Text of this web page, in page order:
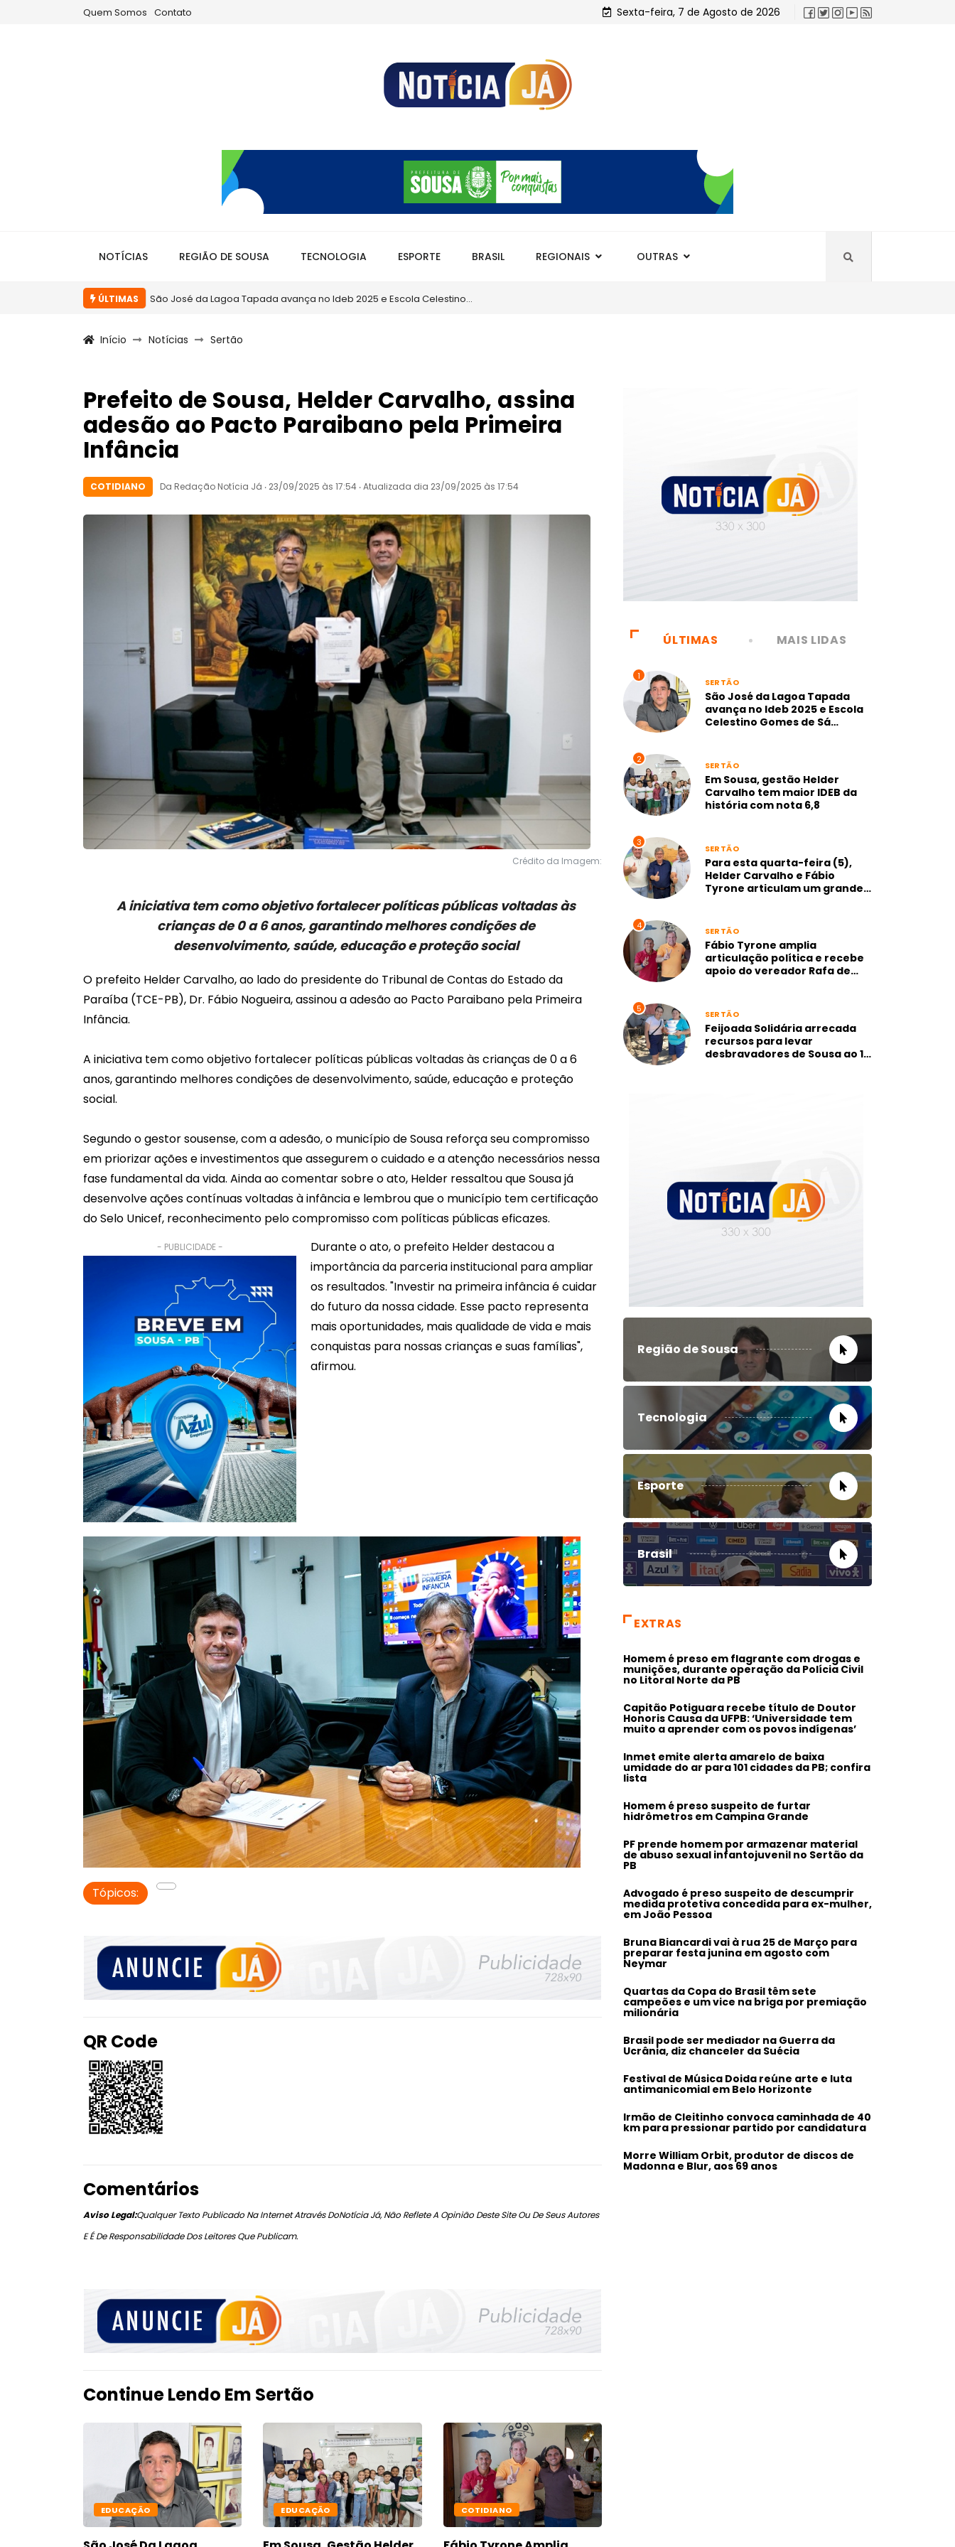
Quem Somos Contato Sexta-feira, 7 de Agosto de 2026
NOTÍCIAS REGIÃO DE SOUSA TECNOLOGIA ESPORTE BRASIL REGIONAIS OUTRAS
ÚLTIMAS Em Sousa, gestão Helder Carvalho tem maior IDEB da história com...
Início Notícias Sertão
Prefeito de Sousa, Helder Carvalho, assina
adesão ao Pacto Paraibano pela Primeira
Infância
COTIDIANO Da Redação Notícia Já ‧ 23/09/2025 às 17:54 ‧ Atualizada dia 23/09/2025 às 17:54
Crédito da Imagem:
A iniciativa tem como objetivo fortalecer políticas públicas voltadas às
crianças de 0 a 6 anos, garantindo melhores condições de
desenvolvimento, saúde, educação e proteção social
O prefeito Helder Carvalho, ao lado do presidente do Tribunal de Contas do Estado da
Paraíba (TCE-PB), Dr. Fábio Nogueira, assinou a adesão ao Pacto Paraibano pela Primeira
Infância.
A iniciativa tem como objetivo fortalecer políticas públicas voltadas às crianças de 0 a 6
anos, garantindo melhores condições de desenvolvimento, saúde, educação e proteção
social.
Segundo o gestor sousense, com a adesão, o município de Sousa reforça seu compromisso
em priorizar ações e investimentos que assegurem o cuidado e a atenção necessários nessa
fase fundamental da vida. Ainda ao comentar sobre o ato, Helder ressaltou que Sousa já
desenvolve ações contínuas voltadas à infância e lembrou que o município tem certificação
do Selo Unicef, reconhecimento pelo compromisso com políticas públicas eficazes.
- PUBLICIDADE -
Durante o ato, o prefeito Helder destacou a
importância da parceria institucional para ampliar
os resultados. "Investir na primeira infância é cuidar
do futuro da nossa cidade. Esse pacto representa
mais oportunidades, mais qualidade de vida e mais
conquistas para nossas crianças e suas famílias",
afirmou.
Tópicos:
QR Code
Comentários
Aviso Legal:Qualquer Texto Publicado Na Internet Através DoNotícia Já, Não Reflete A Opinião Deste Site Ou De Seus Autores
E É De Responsabilidade Dos Leitores Que Publicam.
Continue Lendo Em Sertão
EDUCAÇÃO EDUCAÇÃO COTIDIANO
ÚLTIMAS MAIS LIDAS
1
SERTÃO
São José da Lagoa Tapada
avança no Ideb 2025 e Escola
Celestino Gomes de Sá
2
SERTÃO
Em Sousa, gestão Helder
Carvalho tem maior IDEB da
história com nota 6,8
3
SERTÃO
Para esta quarta-feira (5),
Helder Carvalho e Fábio
Tyrone articulam um grande
4
SERTÃO
Fábio Tyrone amplia
articulação política e recebe
apoio do vereador Rafa de
5
SERTÃO
Feijoada Solidária arrecada
recursos para levar
desbravadores de Sousa ao 1º
Região de Sousa
Tecnologia
Esporte
Brasil
EXTRAS
Homem é preso em flagrante com drogas e
munições, durante operação da Polícia Civil
no Litoral Norte da PB
Capitão Potiguara recebe título de Doutor
Honoris Causa da UFPB: ‘Universidade tem
muito a aprender com os povos indígenas’
Inmet emite alerta amarelo de baixa
umidade do ar para 101 cidades da PB; confira
lista
Homem é preso suspeito de furtar
hidrômetros em Campina Grande
PF prende homem por armazenar material
de abuso sexual infantojuvenil no Sertão da
PB
Advogado é preso suspeito de descumprir
medida protetiva concedida para ex-mulher,
em João Pessoa
Bruna Biancardi vai à rua 25 de Março para
preparar festa junina em agosto com
Neymar
Quartas da Copa do Brasil têm sete
campeões e um vice na briga por premiação
milionária
Brasil pode ser mediador na Guerra da
Ucrânia, diz chanceler da Suécia
Festival de Música Doida reúne arte e luta
antimanicomial em Belo Horizonte
Irmão de Cleitinho convoca caminhada de 40
km para pressionar partido por candidatura
Morre William Orbit, produtor de discos de
Madonna e Blur, aos 69 anos